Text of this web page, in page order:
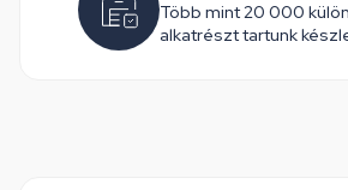
Több mint 20 000
alkatrészt tartunk